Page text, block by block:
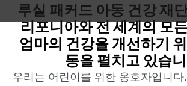
루실 패커드 아동 건강 재
리포니아와 전 세계의 모
엄마의 건강을 개선하기
동을 펼치고 있습
우리는 어린이를 위한 옹호자입니다